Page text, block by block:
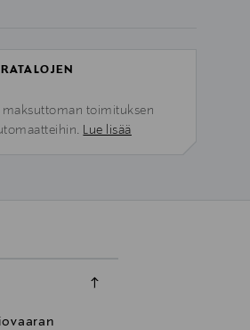
toimituksen
Lue lisää